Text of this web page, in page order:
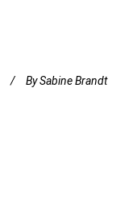
BySabine Brandt